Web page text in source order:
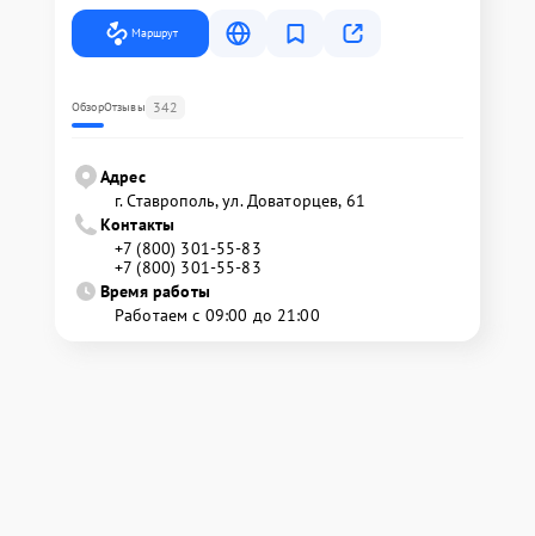
Маршрут
ОбзорОтзывы 342
Адрес
г. Ставрополь, ул. Доваторцев, 61
Контакты
+7 (800) 301-55-83
+7 (800) 301-55-83
Время работы
Работаем с 09:00 до 21:00